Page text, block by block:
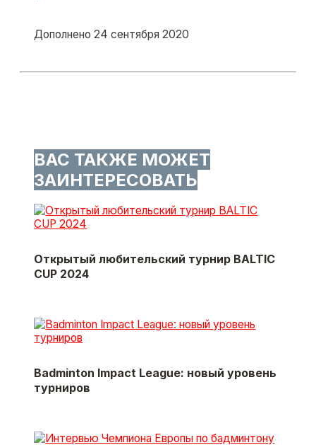
Дополнено 24 сентября 2020
ВАС ТАКЖЕ МОЖЕТ
ЗАИНТЕРЕСОВАТЬ
Открытый любительский турнир BALTIC
CUP 2024
Badminton Impact League: новый уровень
турниров